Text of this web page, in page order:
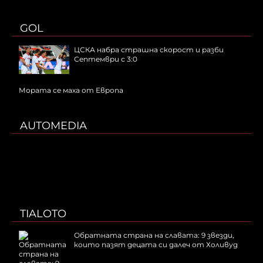
GOL
ЦСКА набра страшна скорост и разби
Септември с 3:0
Мората се маха от Европа
AUTOMEDIA
TIALOTO
Обратната страна на славата: 9 звезди,
които пазят децата си далеч от Холивуд